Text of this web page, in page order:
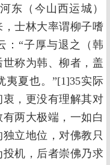
东（今山西运城）
士林大率谓柳子嗜
：“子厚与退之（韩
称为韩、柳者，盖
夷夏也。”[1]35实际
，更没有理解其对
两大极端，一如白
立地位，对佛教只
机，后者崇佛乃求